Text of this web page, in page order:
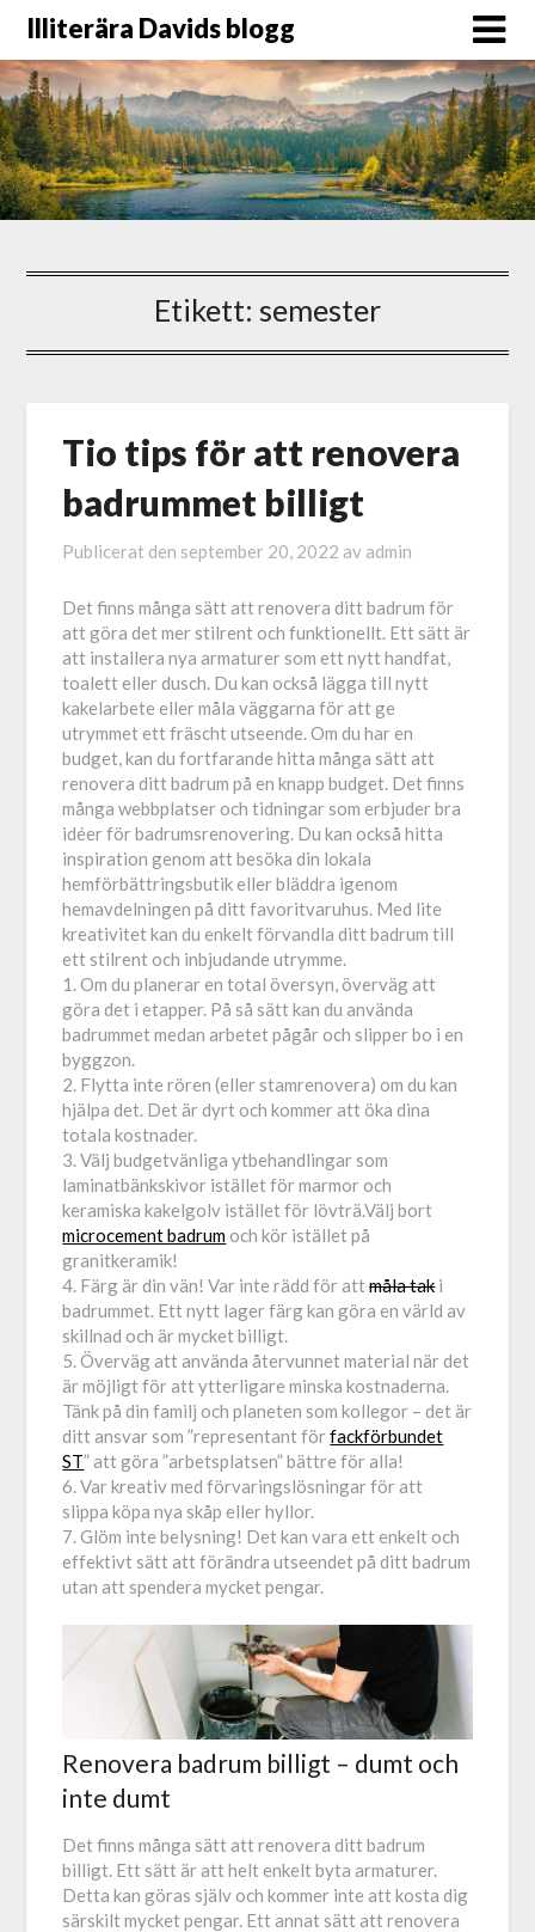
Illiterära Davids blogg
Etikett: semester
Tio tips för att renovera
badrummet billigt
Publicerat den september 20, 2022 av admin
Det finns många sätt att renovera ditt badrum för
att göra det mer stilrent och funktionellt. Ett sätt är
att installera nya armaturer som ett nytt handfat,
toalett eller dusch. Du kan också lägga till nytt
kakelarbete eller måla väggarna för att ge
utrymmet ett fräscht utseende. Om du har en
budget, kan du fortfarande hitta många sätt att
renovera ditt badrum på en knapp budget. Det finns
många webbplatser och tidningar som erbjuder bra
idéer för badrumsrenovering. Du kan också hitta
inspiration genom att besöka din lokala
hemförbättringsbutik eller bläddra igenom
hemavdelningen på ditt favoritvaruhus. Med lite
kreativitet kan du enkelt förvandla ditt badrum till
ett stilrent och inbjudande utrymme.
1. Om du planerar en total översyn, överväg att
göra det i etapper. På så sätt kan du använda
badrummet medan arbetet pågår och slipper bo i en
byggzon.
2. Flytta inte rören (eller stamrenovera) om du kan
hjälpa det. Det är dyrt och kommer att öka dina
totala kostnader.
3. Välj budgetvänliga ytbehandlingar som
laminatbänkskivor istället för marmor och
keramiska kakelgolv istället för lövträ.Välj bort
microcement badrum och kör istället på
granitkeramik!
4. Färg är din vän! Var inte rädd för attmåla taki
badrummet. Ett nytt lager färg kan göra en värld av
skillnad och är mycket billigt.
5. Överväg att använda återvunnet material när det
är möjligt för att ytterligare minska kostnaderna.
Tänk på din familj och planeten som kollegor – det är
ditt ansvar som ”representant förfackförbundet
ST” att göra ”arbetsplatsen” bättre för alla!
6. Var kreativ med förvaringslösningar för att
slippa köpa nya skåp eller hyllor.
7. Glöm inte belysning! Det kan vara ett enkelt och
effektivt sätt att förändra utseendet på ditt badrum
utan att spendera mycket pengar.
Renovera badrum billigt – dumt och
inte dumt
Det finns många sätt att renovera ditt badrum
billigt. Ett sätt är att helt enkelt byta armaturer.
Detta kan göras själv och kommer inte att kosta dig
särskilt mycket pengar. Ett annat sätt att renovera